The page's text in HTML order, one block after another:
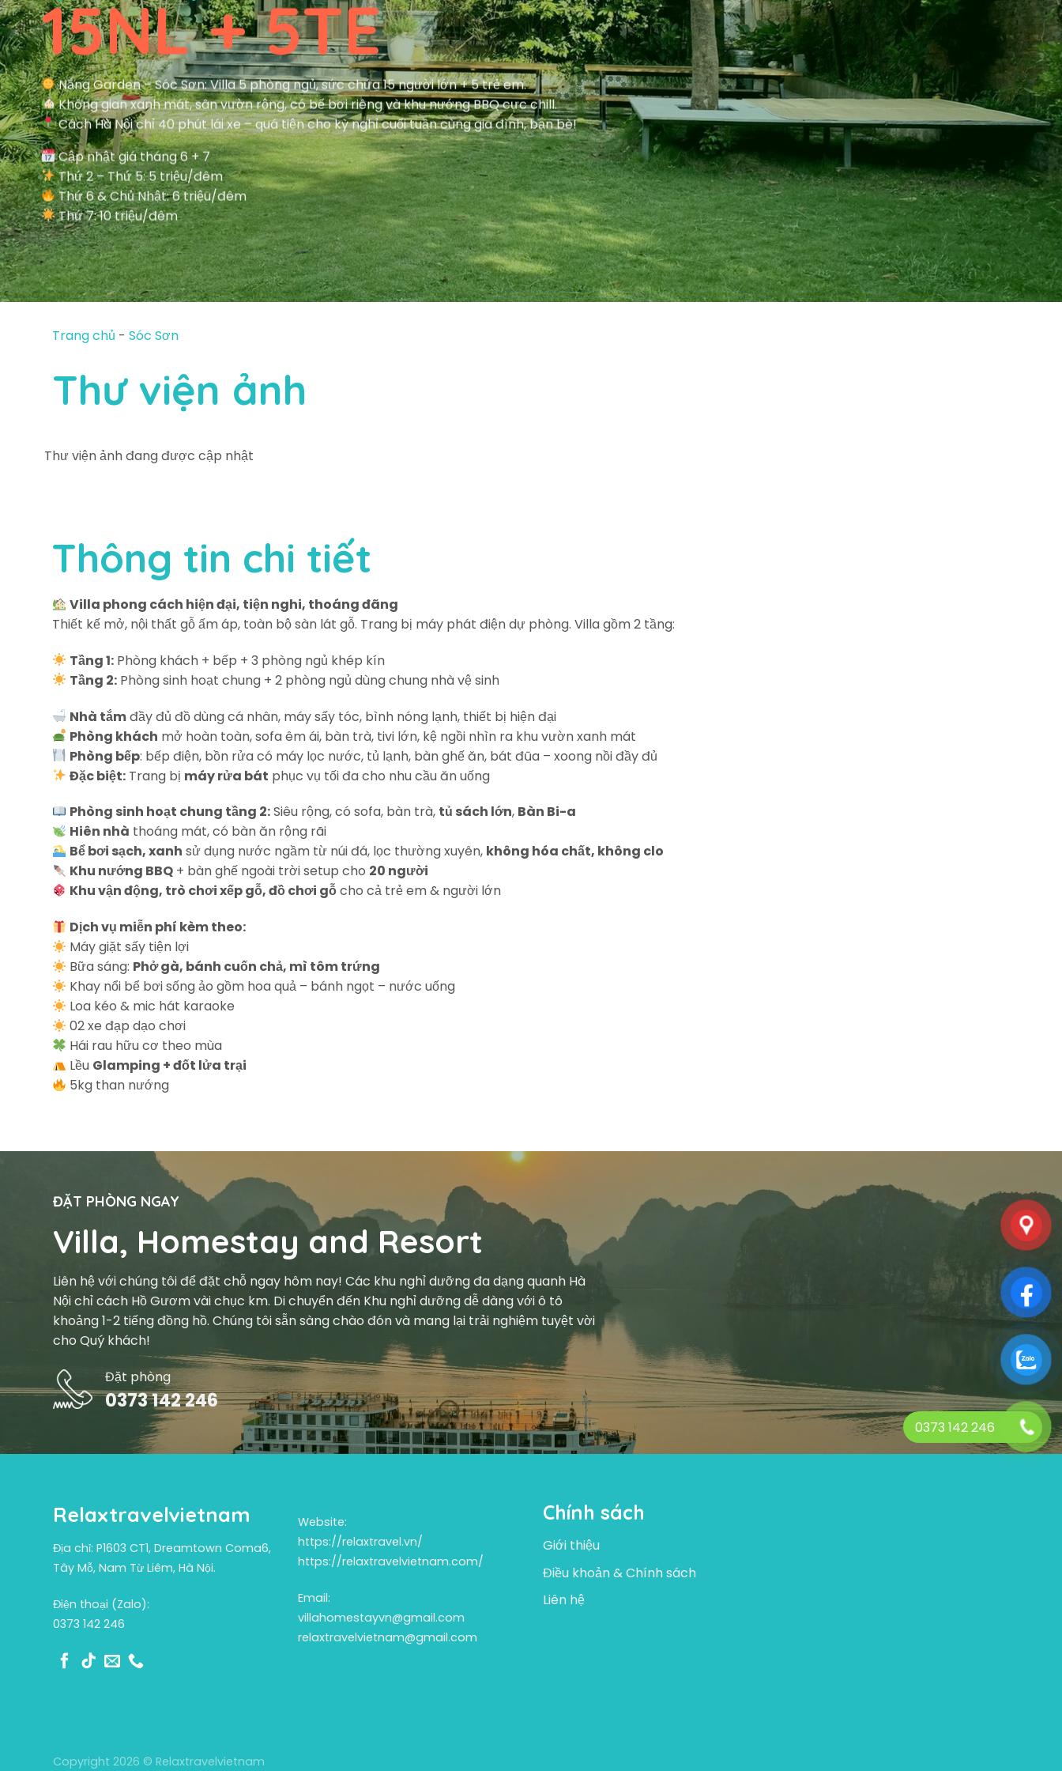
15NL + 5TE
Nắng Garden – Sóc Sơn: Villa 5 phòng ngủ, sức chứa 15 người lớn + 5 trẻ em.
Không gian xanh mát, sân vườn rộng, có bể bơi riêng và khu nướng BBQ cực chill.
Cách Hà Nội chỉ 40 phút lái xe – quá tiện cho kỳ nghỉ cuối tuần cùng gia đình, bạn bè!
Cập nhật giá tháng 6 + 7
Thứ 2 – Thứ 5: 5 triệu/đêm
Thứ 6 & Chủ Nhật: 6 triệu/đêm
Thứ 7: 10 triệu/đêm
Trang chủ - Sóc Sơn
Thư viện ảnh
Thư viện ảnh đang được cập nhật
Thông tin chi tiết
Villa phong cách hiện đại, tiện nghi, thoáng đãng
Thiết kế mở, nội thất gỗ ấm áp, toàn bộ sàn lát gỗ. Trang bị máy phát điện dự phòng. Villa gồm 2 tầng:
Tầng 1:Phòng khách + bếp + 3 phòng ngủ khép kín
Tầng 2:Phòng sinh hoạt chung + 2 phòng ngủ dùng chung nhà vệ sinh
Nhà tắmđầy đủ đồ dùng cá nhân, máy sấy tóc, bình nóng lạnh, thiết bị hiện đại
Phòng khách mở hoàn toàn, sofa êm ái, bàn trà, tivi lớn, kệ ngồi nhìn ra khu vườn xanh mát
Phòng bếp: bếp điện, bồn rửa có máy lọc nước, tủ lạnh, bàn ghế ăn, bát đũa – xoong nồi đầy đủ
Đặc biệt:Trang bị máy rửa bát phục vụ tối đa cho nhu cầu ăn uống
Phòng sinh hoạt chung tầng 2:Siêu rộng, có sofa, bàn trà, tủ sách lớn, Bàn Bi-a
Hiên nhà thoáng mát, có bàn ăn rộng rãi
Bể bơi sạch, xanh sử dụng nước ngầm từ núi đá, lọc thường xuyên, không hóa chất, không clo
Khu nướng BBQ+ bàn ghế ngoài trời setup cho 20 người
Khu vận động, trò chơi xếp gỗ, đồ chơi gỗcho cả trẻ em & người lớn
Dịch vụ miễn phí kèm theo:
Máy giặt sấy tiện lợi
Bữa sáng: Phở gà, bánh cuốn chả, mì tôm trứng
Khay nổi bể bơi sống ảo gồm hoa quả – bánh ngọt – nước uống
Loa kéo & mic hát karaoke
02 xe đạp dạo chơi
Hái rau hữu cơ theo mùa
Lều Glamping + đốt lửa trại
5kg than nướng
ĐẶT PHÒNG NGAY
Villa, Homestay and Resort
Liên hệ với chúng tôi để đặt chỗ ngay hôm nay! Các khu nghỉ dưỡng đa dạng quanh Hà
Nội chỉ cách Hồ Gươm vài chục km. Di chuyển đến Khu nghỉ dưỡng dễ dàng với ô tô
khoảng 1-2 tiếng đồng hồ. Chúng tôi sẵn sàng chào đón và mang lại trải nghiệm tuyệt vời
cho Quý khách!
Đặt phòng
0373 142 246
Relaxtravelvietnam
Địa chỉ: P1603 CT1, Dreamtown Coma6,
Tây Mỗ, Nam Từ Liêm, Hà Nội.
Điện thoại (Zalo):
0373 142 246
Website:
https://relaxtravel.vn/
https://relaxtravelvietnam.com/
Email:
villahomestayvn@gmail.com
relaxtravelvietnam@gmail.com
Chính sách
Giới thiệu
Điều khoản & Chính sách
Liên hệ
Copyright 2026 © Relaxtravelvietnam
0373 142 246